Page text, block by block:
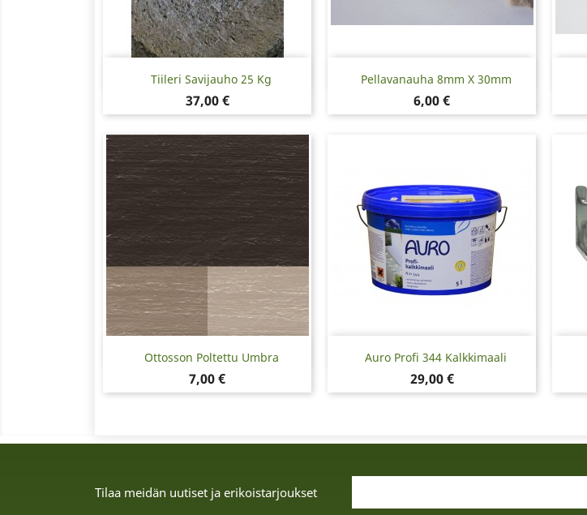
Tiileri Savijauho 25 Kg
Hinta
37,00 €
Pikakatselu Pellavanauha 8mm X 30mm
Hinta
6,00 €
Pikakatselu
Ottosson Poltettu Umbra
Hinta
7,00 €
Pikakatselu Auro Profi 344 Kalkkimaali
Hinta
29,00 €
Pikakatselu
Tilaa meidän uutiset ja erikoistarjoukset